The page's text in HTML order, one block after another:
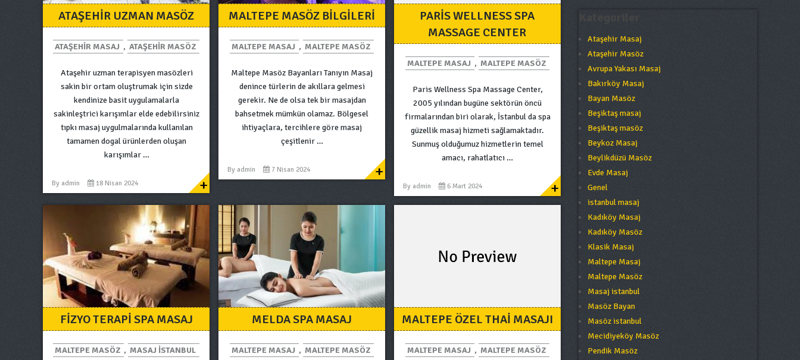
ATAŞEHIR UZMAN MASÖZ
ATAŞEHIR MASAJ , ATAŞEHIR MASÖZ
Ataşehir uzman terapisyen masözleri
sakin bir ortam oluştrumak için sizde
kendinize basit uygulamalarla
sakinleştrici karışımlar elde edebilirsiniz
tıpkı masaj uygulmalarında kullanılan
tamamen dogal ürünlerden oluşan
karışımlar …
By admin 18 Nisan 2024 +
MALTEPE MASÖZ BILGILERI
MALTEPE MASAJ , MALTEPE MASÖZ
Maltepe Masöz Bayanları Tanıyın Masaj
denince türlerin de akıllara gelmesi
gerekir. Ne de olsa tek bir masajdan
bahsetmek mümkün olamaz. Bölgesel
ihtiyaçlara, tercihlere göre masaj
çeşitlenir …
By admin 7 Nisan 2024 +
PARIS WELLNESS SPA
MASSAGE CENTER
MALTEPE MASAJ , MALTEPE MASÖZ
Paris Wellness Spa Massage Center,
2005 yılından bugüne sektörün öncü
firmalarından biri olarak, İstanbul da spa
güzellik masaj hizmeti sağlamaktadır.
Sunmuş olduğumuz hizmetlerin temel
amacı, rahatlatıcı …
By admin 6 Mart 2024 +
FIZYO TERAPI SPA MASAJ
MALTEPE MASÖZ , MASAJ ISTANBUL
MELDA SPA MASAJ
MALTEPE MASAJ , MALTEPE MASÖZ
MALTEPE ÖZEL THAI MASAJI
MALTEPE MASAJ , MALTEPE MASÖZ
Ataşehir Masaj
Ataşehir Masöz
Avrupa Yakası Masaj
Bakırköy Masaj
Bayan Masöz
Beşiktaş masaj
Beşiktaş masöz
Beykoz Masaj
Beylikdüzü Masöz
Evde Masaj
Genel
istanbul masaj
Kadıköy Masaj
Kadıköy Masöz
Klasik Masaj
Maltepe Masaj
Maltepe Masöz
Masaj istanbul
Masöz Bayan
Masöz istanbul
Mecidiyeköy Masöz
Pendik Masöz